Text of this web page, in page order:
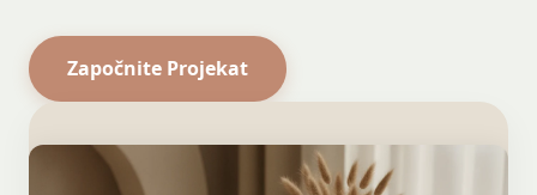
Započnite Projekat